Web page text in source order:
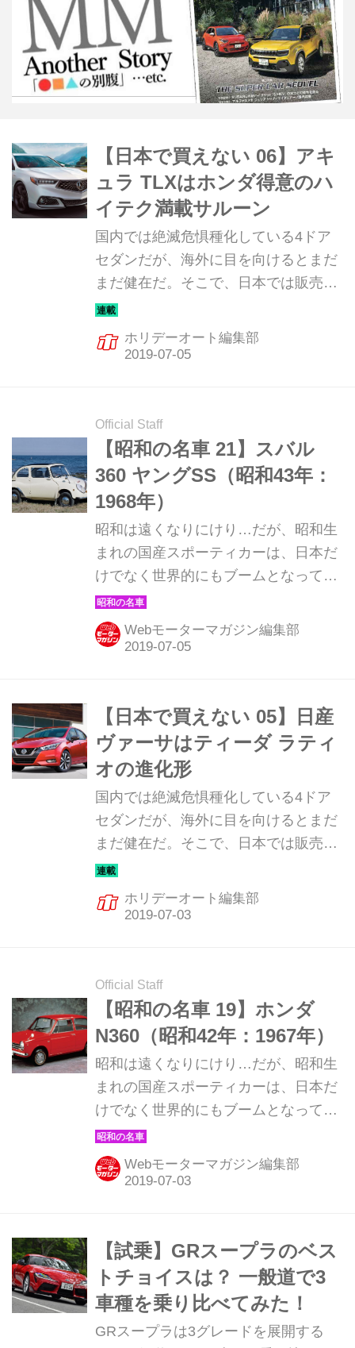
【日本で買えない 06】アキ
ュラ TLXはホンダ得意のハ
イテク満載サルーン
国内では絶滅危惧種化している4ドア
セダンだが、海外に目を向けるとまだ
まだ健在だ。そこで、日本では販売さ
れていないが、日本メーカーが海外向
けに力を入れているセダンを何台か紹
介してきた。最終回となる第6回は、
ホリデーオート編集部
Official Staff
【昭和の名車 21】スバル
360 ヤングSS（昭和43年：
1968年）
昭和は遠くなりにけり…だが、昭和生
まれの国産スポーティカーは、日本だ
けでなく世界的にもブームとなってい
る。そんな昭和の名車たちを時系列で
紹介していこう。1968年発売のスバル
360 ヤングSS。
Webモーターマガジン編集部
【日本で買えない 05】日産
ヴァーサはティーダ ラティ
オの進化形
国内では絶滅危惧種化している4ドア
セダンだが、海外に目を向けるとまだ
まだ健在だ。そこで、日本では販売さ
れていないが、日本メーカーが海外向
けに力を入れているセダンを何台か紹
介してみたい。今回は日産のヴァーサ
ホリデーオート編集部
Official Staff
【昭和の名車 19】ホンダ
N360（昭和42年：1967年）
昭和は遠くなりにけり…だが、昭和生
まれの国産スポーティカーは、日本だ
けでなく世界的にもブームとなってい
る。そんな昭和の名車たちを時系列で
紹介していこう。1967年発売のホンダ
N360。
Webモーターマガジン編集部
【試乗】GRスープラのベス
トチョイスは？ 一般道で3
車種を乗り比べてみた！
GRスープラは3グレードを展開する